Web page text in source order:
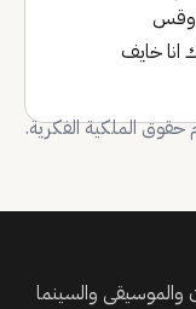
وقس
انا خايف
الملكية الفكرية.
والموسيقى والسينما